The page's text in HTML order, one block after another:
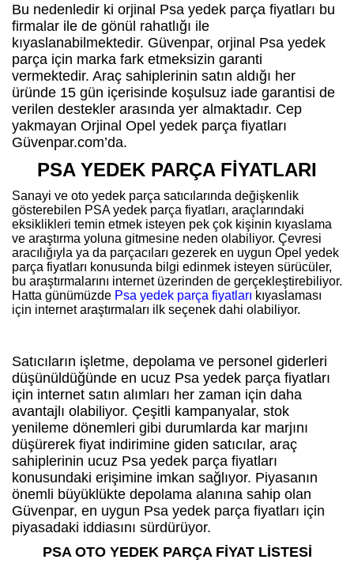
Bu nedenledir ki orjinal Psa yedek parça fiyatları bu
firmalar ile de gönül rahatlığı ile
kıyaslanabilmektedir. Güvenpar, orjinal Psa yedek
parça için marka fark etmeksizin garanti
vermektedir. Araç sahiplerinin satın aldığı her
üründe 15 gün içerisinde koşulsuz iade garantisi de
verilen destekler arasında yer almaktadır. Cep
yakmayan Orjinal Opel yedek parça fiyatları
Güvenpar.com’da.
PSA YEDEK PARÇA FİYATLARI
Sanayi ve oto yedek parça satıcılarında değişkenlik
gösterebilen PSA yedek parça fiyatları, araçlarındaki
eksiklikleri temin etmek isteyen pek çok kişinin kıyaslama
ve araştırma yoluna gitmesine neden olabiliyor. Çevresi
aracılığıyla ya da parçacıları gezerek en uygun Opel yedek
parça fiyatları konusunda bilgi edinmek isteyen sürücüler,
bu araştırmalarını internet üzerinden de gerçekleştirebiliyor.
Hatta günümüzde Psa yedek parça fiyatları kıyaslaması
için internet araştırmaları ilk seçenek dahi olabiliyor.
Satıcıların işletme, depolama ve personel giderleri
düşünüldüğünde en ucuz Psa yedek parça fiyatları
için internet satın alımları her zaman için daha
avantajlı olabiliyor. Çeşitli kampanyalar, stok
yenileme dönemleri gibi durumlarda kar marjını
düşürerek fiyat indirimine giden satıcılar, araç
sahiplerinin ucuz Psa yedek parça fiyatları
konusundaki erişimine imkan sağlıyor. Piyasanın
önemli büyüklükte depolama alanına sahip olan
Güvenpar, en uygun Psa yedek parça fiyatları için
piyasadaki iddiasını sürdürüyor.
PSA OTO YEDEK PARÇA FİYAT LİSTESİ